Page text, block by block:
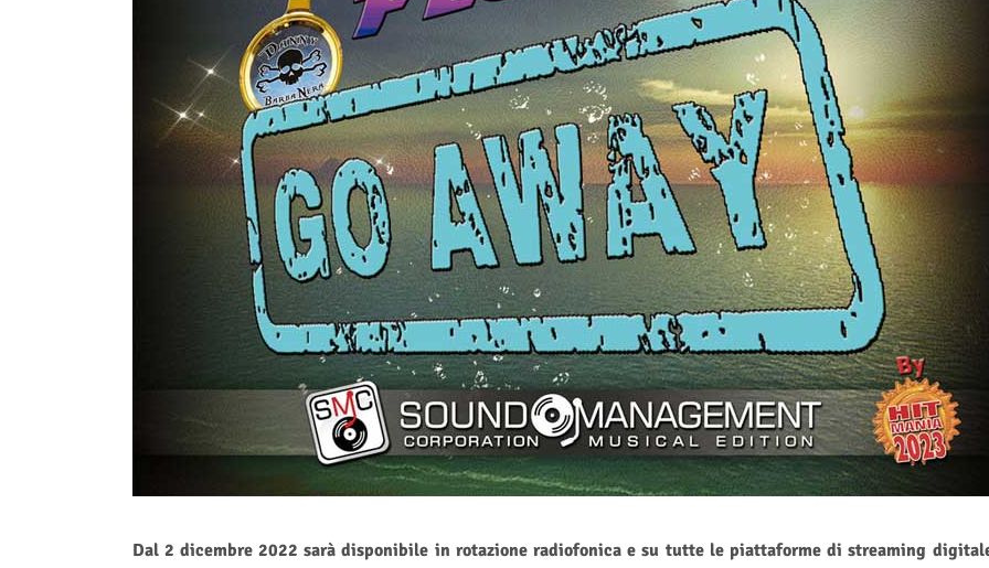
Dal 2 dicembre 2022 sarà disponibile in rotazione radiofonica e su tutte le piattaforme di streaming